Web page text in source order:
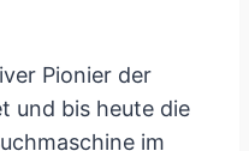
Pionier der
und bis heute die
im